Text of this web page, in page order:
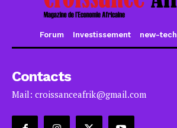
Forum Investissement new-tech
Contacts
Mail: croissanceafrik@gmail.com